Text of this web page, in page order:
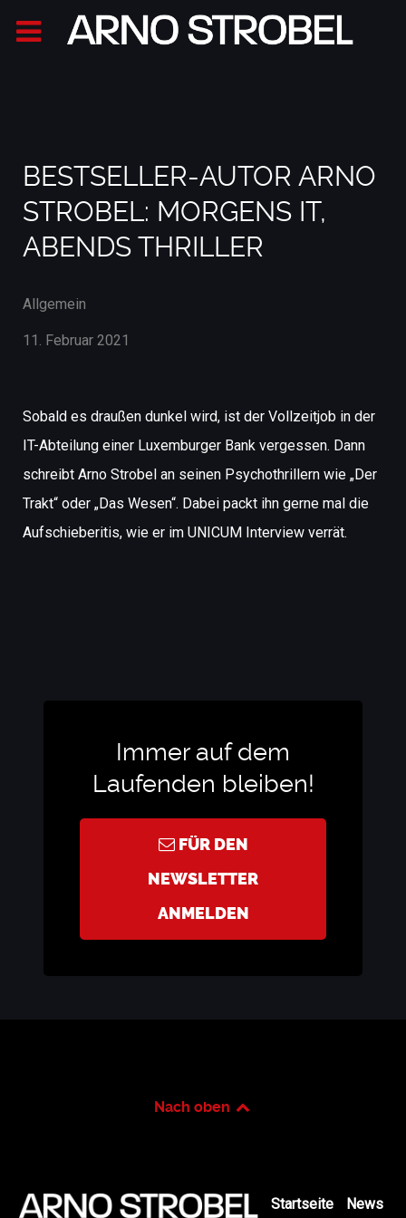
BESTSELLER-AUTOR ARNO
STROBEL: MORGENS IT,
ABENDS THRILLER
Allgemein
11. Februar 2021
Sobald es draußen dunkel wird, ist der Vollzeitjob in der
IT-Abteilung einer Luxemburger Bank vergessen. Dann
schreibt Arno Strobel an seinen Psychothrillern wie „Der
Trakt“ oder „Das Wesen“. Dabei packt ihn gerne mal die
Aufschieberitis, wie er im UNICUM Interview verrät.
Immer auf dem
Laufenden bleiben!
FÜR DEN
NEWSLETTER
ANMELDEN
Nach oben
Startseite News